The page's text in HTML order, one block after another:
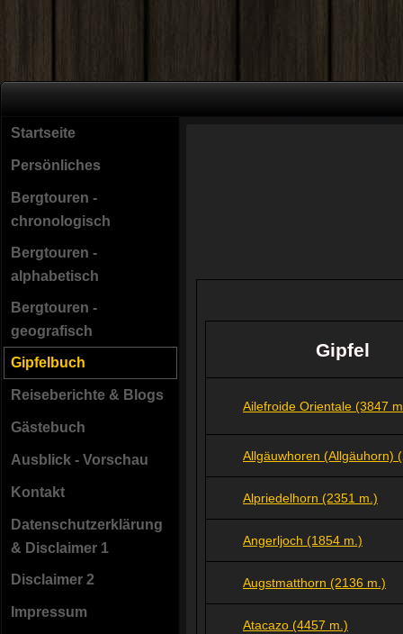
Startseite
Persönliches
Bergtouren -
chronologisch
Bergtouren -
alphabetisch
Bergtouren -
geografisch
Gipfelbuch
Reiseberichte & Blogs
Gästebuch
Ausblick - Vorschau
Kontakt
Datenschutzerklärung
& Disclaimer 1
Disclaimer 2
Impressum
Gipfel
Ailefroide Orientale (3847
Allgäuwhoren (Allgäuhorn)
Alpriedelhorn (2351 m.)
Angerljoch (1854 m.)
Augstmatthorn (2136 m.)
Atacazo (4457 m.)